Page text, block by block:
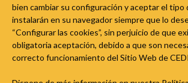
bien cambiar su configuración y aceptar el tipo
instalarán en su navegador siempre que lo
“Configurar las cookies”, sin perjuicio de que
obligatoria aceptación, debido a que son
correcto funcionamiento del Sitio Web de